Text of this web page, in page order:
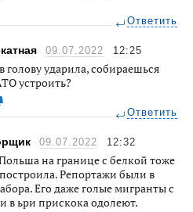
Ответить
09.07.2022 12:25
голову ударила, собираешься
устроить?
Ответить
09.07.2022 12:32
на границе с белкой тоже
Репортажи были в
Его даже голые мигранты с
в ьри прискока одолеют.